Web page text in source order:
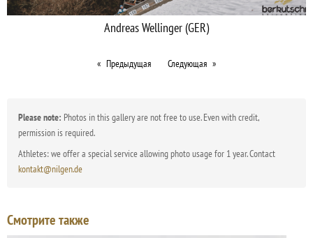
Andreas Wellinger (GER)
Предыдущая Следующая
Please note: Photos in this gallery are not free to use. Even with credit,
permission is required.
Athletes: we offer a special service allowing photo usage for 1 year. Contact
kontakt@nilgen.de
Смотрите также